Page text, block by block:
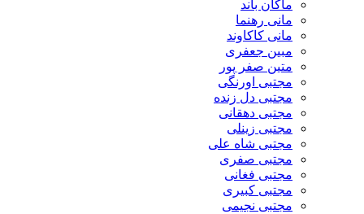
ماکان باند
مانی رهنما
مانی کاکاوند
مبین جعفری
متین صفر پور
مجتبی اورنگی
مجتبی دل زنده
مجتبی دهقانی
مجتبی زینلی
مجتبی شاه علی
مجتبی صفری
مجتبی فغانی
مجتبی کبیری
مجتبی نجیمی